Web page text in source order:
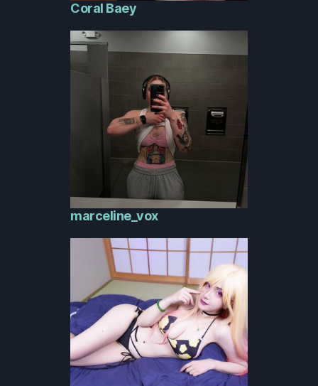
Coral Baey
marceline_vox